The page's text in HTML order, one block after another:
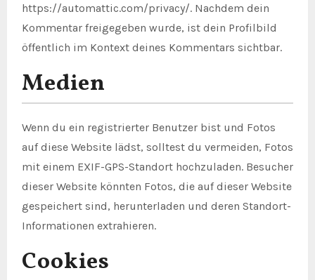
https://automattic.com/privacy/. Nachdem dein
Kommentar freigegeben wurde, ist dein Profilbild
öffentlich im Kontext deines Kommentars sichtbar.
Medien
Wenn du ein registrierter Benutzer bist und Fotos
auf diese Website lädst, solltest du vermeiden, Fotos
mit einem EXIF-GPS-Standort hochzuladen. Besucher
dieser Website könnten Fotos, die auf dieser Website
gespeichert sind, herunterladen und deren Standort-
Informationen extrahieren.
Cookies